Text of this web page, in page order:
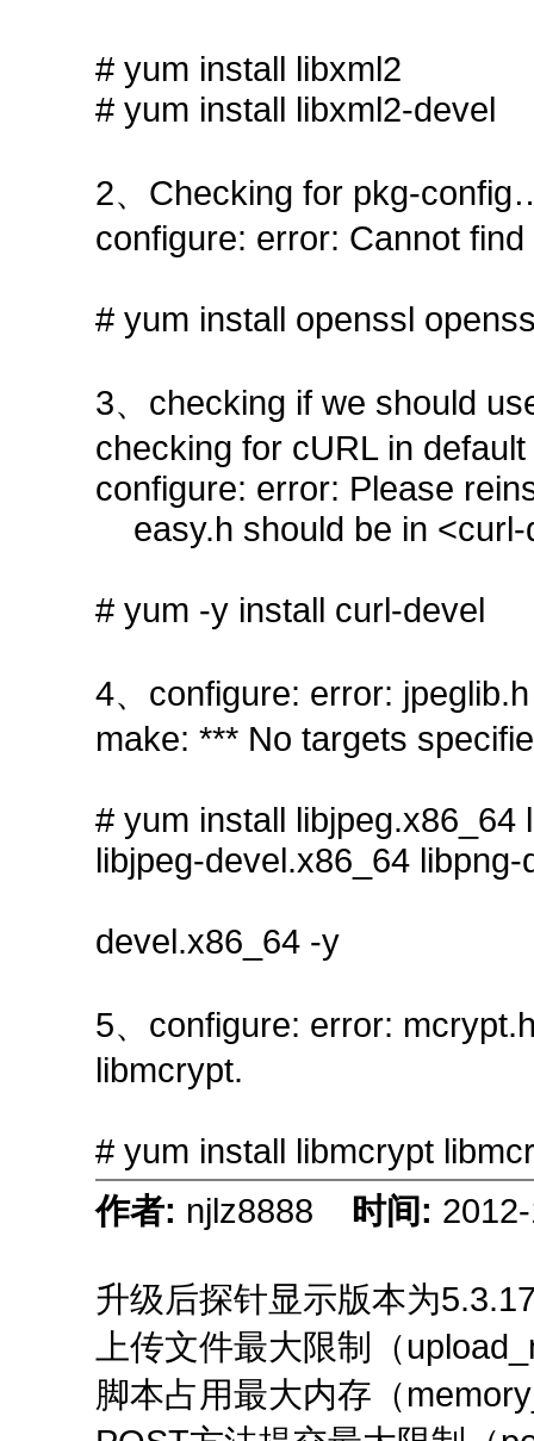
# yum install libxml2
# yum install libxml2-devel
2、Checking for pkg-
configure: error: Cannot find
# yum install openssl
3、checking if we should
checking for cURL in
configure: error: Please
easy.h should be in <curl-
# yum -y install curl-devel
4、configure: error:
make: *** No targets
# yum install
libjpeg-devel.x86_64
devel.x86_64 -y
5、configure: error:
libmcrypt.
# yum install libmcrypt
作者: njlz8888 时间:
升级后探针显示版本为
上传文件最大限制（
脚本占用最大内存（